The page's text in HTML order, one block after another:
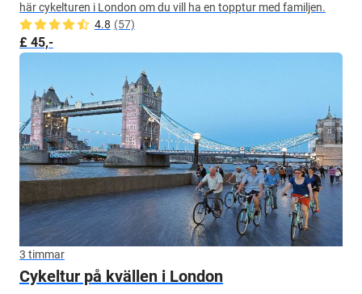
här cykelturen i London om du vill ha en topptur med familjen.
4.8 (57)
£ 45,-
3 timmar
Cykeltur på kvällen i London